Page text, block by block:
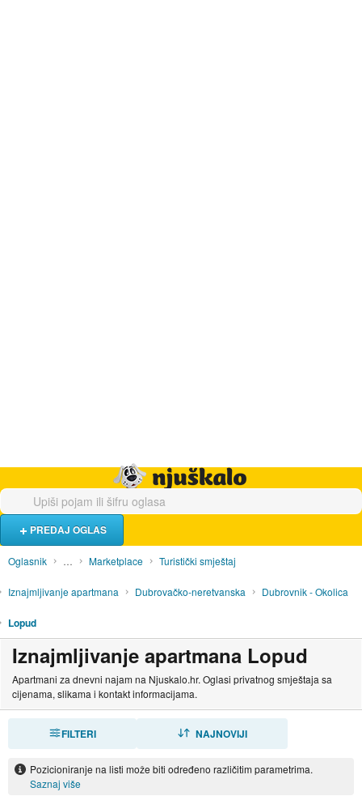
PREDAJ OGLAS
Oglasnik … Marketplace Turistički smještaj
Iznajmljivanje apartmana Dubrovačko-neretvanska Dubrovnik - Okolica
Lopud
Iznajmljivanje apartmana Lopud
Apartmani za dnevni najam na Njuskalo.hr. Oglasi privatnog smještaja sa
cijenama, slikama i kontakt informacijama.
FILTERI NAJNOVIJI
Pozicioniranje na listi može biti određeno različitim parametrima.
Saznaj više